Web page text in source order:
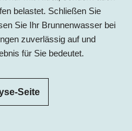
belastet. Schließen Sie
Sie Ihr Brunnenwasser bei
zuverlässig auf und
für Sie bedeutet.
Seite